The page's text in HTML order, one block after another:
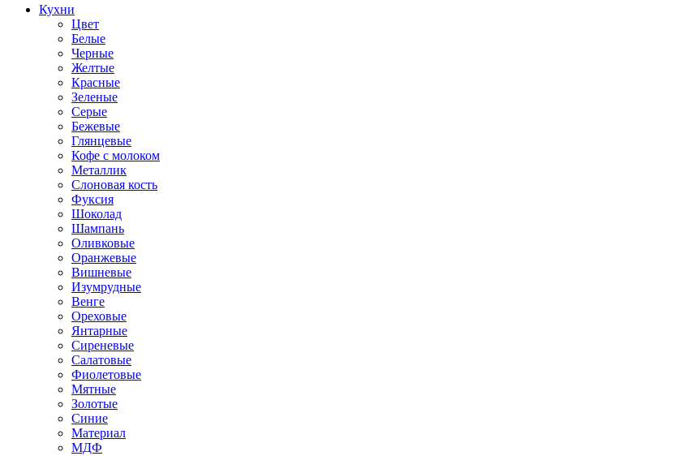
Кухни
Цвет
Белые
Черные
Желтые
Красные
Зеленые
Серые
Бежевые
Глянцевые
Кофе с молоком
Металлик
Слоновая кость
Фуксия
Шоколад
Шампань
Оливковые
Оранжевые
Вишневые
Изумрудные
Венге
Ореховые
Янтарные
Сиреневые
Салатовые
Фиолетовые
Мятные
Золотые
Синие
Материал
МДФ